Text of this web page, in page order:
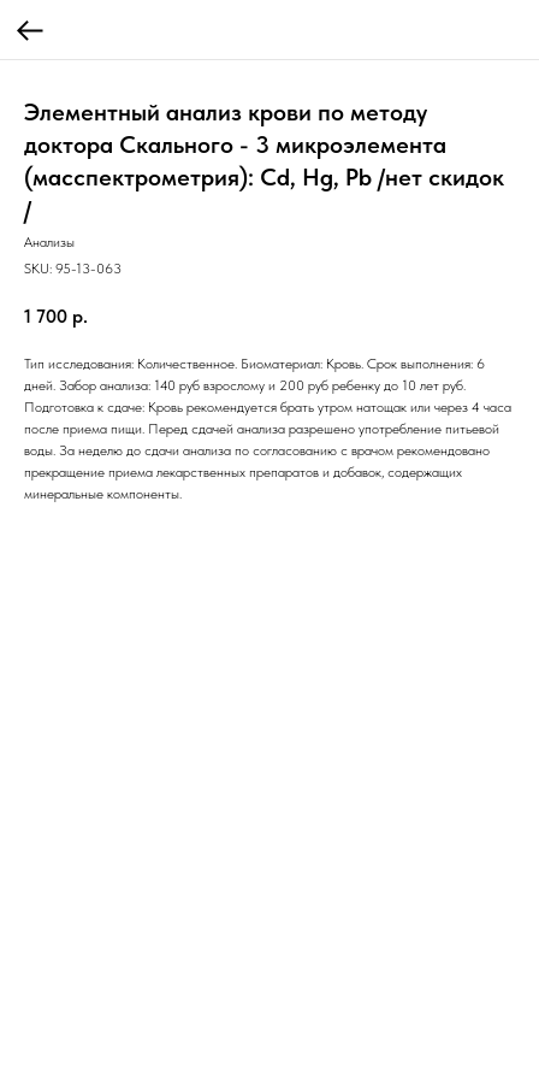
Элементный анализ крови по методу
доктора Скального - 3 микроэлемента
(масспектрометрия): Cd, Hg, Pb /нет скидок
/
Анализы
SKU: 95-13-063
1 700 р.
Тип исследования: Количественное. Биоматериал: Кровь. Срок выполнения: 6
дней. Забор анализа: 140 руб взрослому и 200 руб ребенку до 10 лет руб.
Подготовка к сдаче: Кровь рекомендуется брать утром натощак или через 4 часа
после приема пищи. Перед сдачей анализа разрешено употребление питьевой
воды. За неделю до сдачи анализа по согласованию с врачом рекомендовано
прекращение приема лекарственных препаратов и добавок, содержащих
минеральные компоненты.